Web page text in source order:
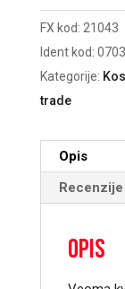
1,7mm
50m/38911/
količina
FX kod: 21043
Ident kod:
Kategorije:
trade
Opis
Opis